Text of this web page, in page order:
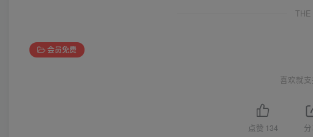
THE
会员免费
喜欢就
点赞 134